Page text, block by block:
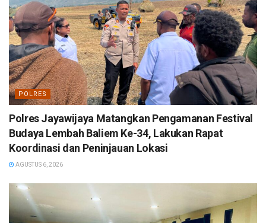
POLRES
Polres Jayawijaya Matangkan Pengamanan Festival
Budaya Lembah Baliem Ke-34, Lakukan Rapat
Koordinasi dan Peninjauan Lokasi
AGUSTUS 6, 2026